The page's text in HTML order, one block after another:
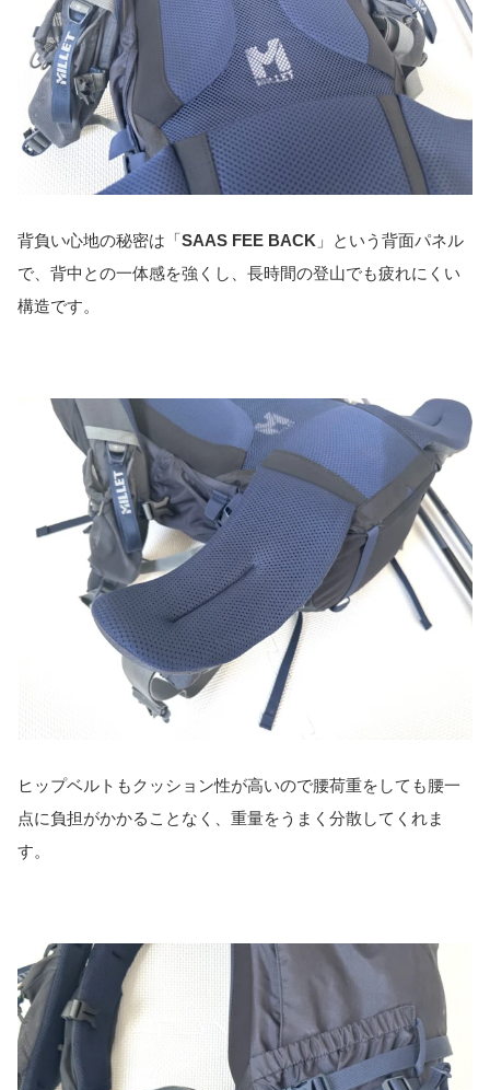
背負い心地の秘密は「SAAS FEE BACK 」という背面パネル
で、背中との一体感を強くし、長時間の登山でも疲れにくい
構造です。
ヒップベルトもクッション性が高いので腰荷重をしても腰一
点に負担がかかることなく、重量をうまく分散してくれま
す。